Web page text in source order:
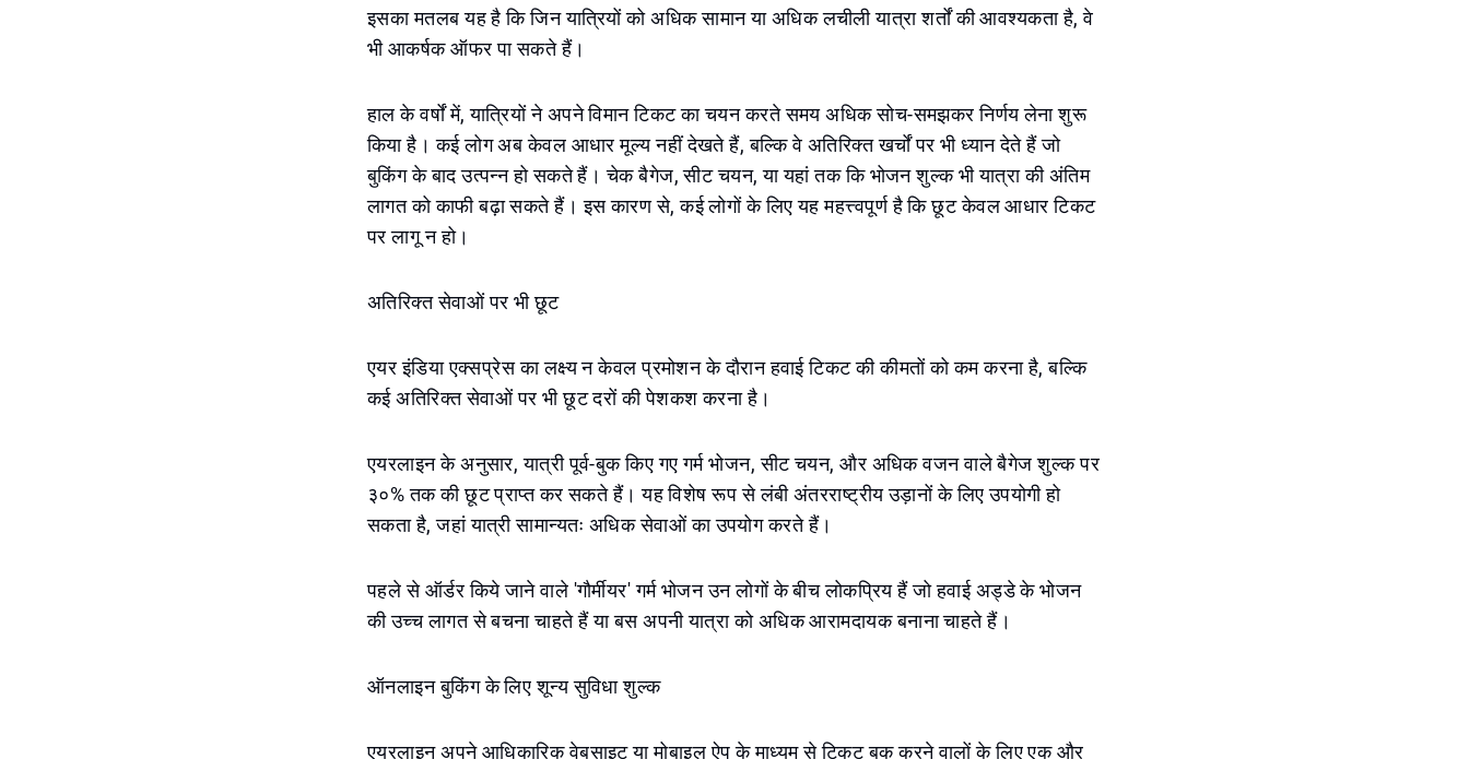
इसका मतलब यह है कि जिन यात्रियों को अधिक सामान या अधिक लचीली यात्रा शर्तों की आवश्यकता है, वे
भी आकर्षक ऑफर पा सकते हैं।
हाल के वर्षों में, यात्रियों ने अपने विमान टिकट का चयन करते समय अधिक सोच-समझकर निर्णय लेना शुरू
किया है। कई लोग अब केवल आधार मूल्य नहीं देखते हैं, बल्कि वे अतिरिक्त खर्चों पर भी ध्यान देते हैं जो
बुकिंग के बाद उत्पन्न हो सकते हैं। चेक बैगेज, सीट चयन, या यहां तक कि भोजन शुल्क भी यात्रा की अंतिम
लागत को काफी बढ़ा सकते हैं। इस कारण से, कई लोगों के लिए यह महत्त्वपूर्ण है कि छूट केवल आधार टिकट
पर लागू न हो।
अतिरिक्त सेवाओं पर भी छूट
एयर इंडिया एक्सप्रेस का लक्ष्य न केवल प्रमोशन के दौरान हवाई टिकट की कीमतों को कम करना है, बल्कि
कई अतिरिक्त सेवाओं पर भी छूट दरों की पेशकश करना है।
एयरलाइन के अनुसार, यात्री पूर्व-बुक किए गए गर्म भोजन, सीट चयन, और अधिक वजन वाले बैगेज शुल्क पर
३०% तक की छूट प्राप्त कर सकते हैं। यह विशेष रूप से लंबी अंतरराष्ट्रीय उड़ानों के लिए उपयोगी हो
सकता है, जहां यात्री सामान्यतः अधिक सेवाओं का उपयोग करते हैं।
पहले से ऑर्डर किये जाने वाले 'गौर्मीयर' गर्म भोजन उन लोगों के बीच लोकप्रिय हैं जो हवाई अड्डे के भोजन
की उच्च लागत से बचना चाहते हैं या बस अपनी यात्रा को अधिक आरामदायक बनाना चाहते हैं।
ऑनलाइन बुकिंग के लिए शून्य सुविधा शुल्क
एयरलाइन अपने आधिकारिक वेबसाइट या मोबाइल ऐप के माध्यम से टिकट बुक करने वालों के लिए एक और